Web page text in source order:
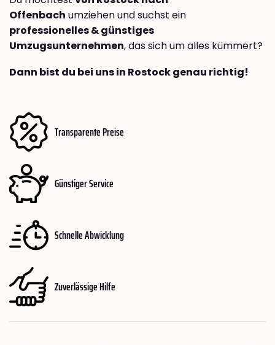
Offenbach umziehen und suchst ein
professionelles & günstiges
Umzugsunternehmen, das sich um alles kümmert?
Dann bist du bei uns in Rostock genau richtig!
Transparente Preise
Günstiger Service
Schnelle Abwicklung
Zuverlässige Hilfe